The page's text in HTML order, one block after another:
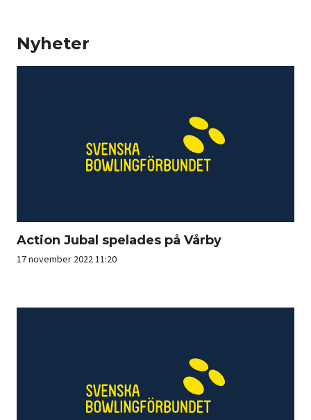
Nyheter
Action Jubal spelades på Vårby
17 november 2022 11:20